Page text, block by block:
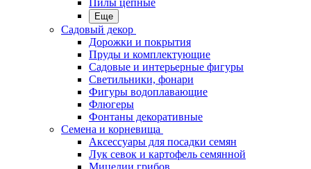
Еще
Садовый декор
Дорожки и покрытия
Пруды и комплектующие
Садовые и интерьерные фигуры
Светильники, фонари
Фигуры водоплавающие
Флюгеры
Фонтаны декоративные
Семена и корневища
Аксессуары для посадки семян
Лук севок и картофель семянной
Мицелии грибов